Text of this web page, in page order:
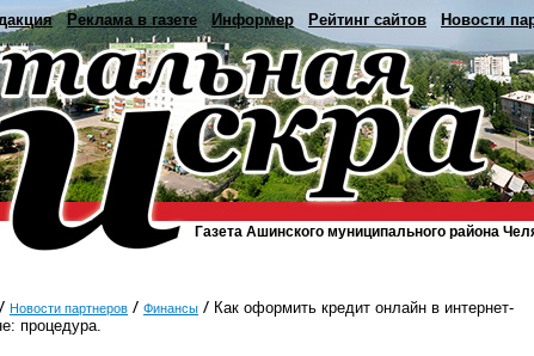
Реклама в газете Информер Рейтинг сайтов Новости
Газета Ашинского муниципального района
Новости партнеров Финансы
Как оформить кредит онлайн в интернет-
процедура.